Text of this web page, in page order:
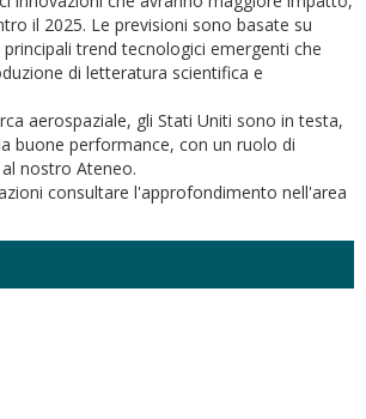
il 2025. Le previsioni sono basate su
principali trend tecnologici emergenti che
di letteratura scientifica e
aerospaziale, gli Stati Uniti sono in testa,
buone performance, con un ruolo di
nostro Ateneo.
consultare l'approfondimento nell'area